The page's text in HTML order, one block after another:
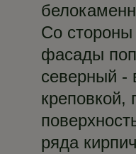
Со
фасады
северный -
креповкой,
ряда